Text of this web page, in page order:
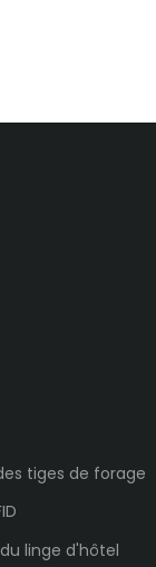
tiges de forage
linge d'hôtel